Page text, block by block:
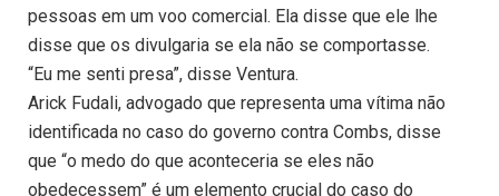
pessoas em um voo comercial. Ela disse que ele lhe
disse que os divulgaria se ela não se comportasse.
“Eu me senti presa”, disse Ventura.
Arick Fudali, advogado que representa uma vítima não
identificada no caso do governo contra Combs, disse
que “o medo do que aconteceria se eles não
obedecessem” é um elemento crucial do caso do